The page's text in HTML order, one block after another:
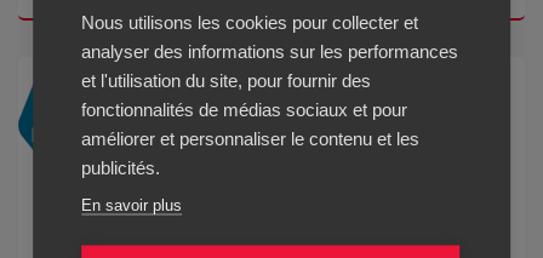
Mission laïque française
Nous utilisons les cookies pour collecter et
analyser des informations sur les performances
et l'utilisation du site, pour fournir des
fonctionnalités de médias sociaux et pour
améliorer et personnaliser le contenu et les
publicités.
En savoir plus